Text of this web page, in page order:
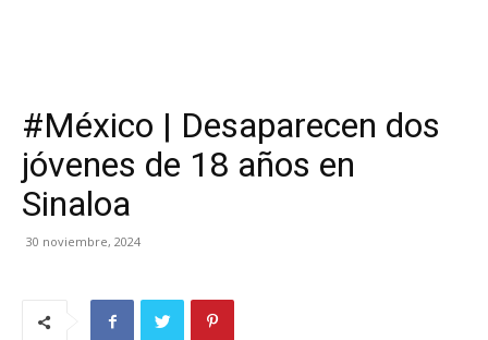
#México | Desaparecen dos
jóvenes de 18 años en
Sinaloa
30 noviembre, 2024